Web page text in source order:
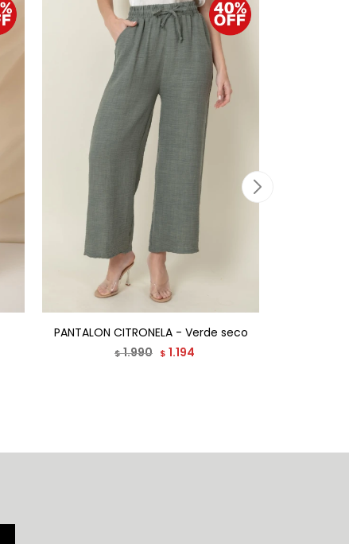
PANTALON CITRONELA - Verde seco
$1.990 $ 1.194